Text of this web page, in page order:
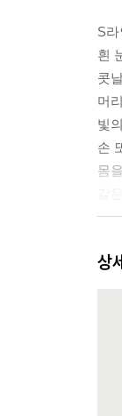
S
흰
콧
머
빛
손
몸
인
상